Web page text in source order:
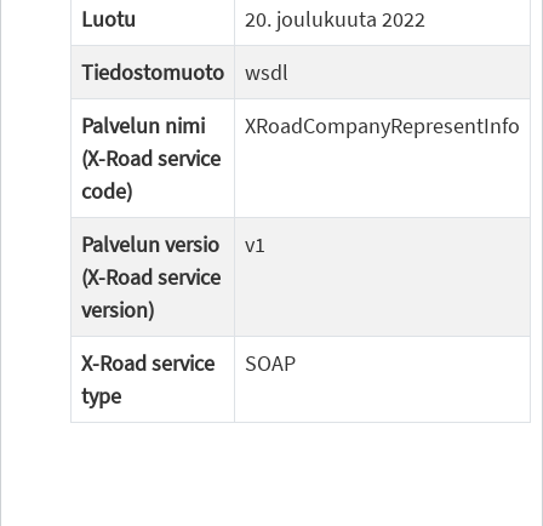
Luotu
20. joulukuuta 2022
Tiedostomuoto
wsdl
Palvelun nimi
(X-Road service
code)
XRoadCompanyRepresentInfo
Palvelun versio
(X-Road service
version)
v1
X-Road service
type
SOAP